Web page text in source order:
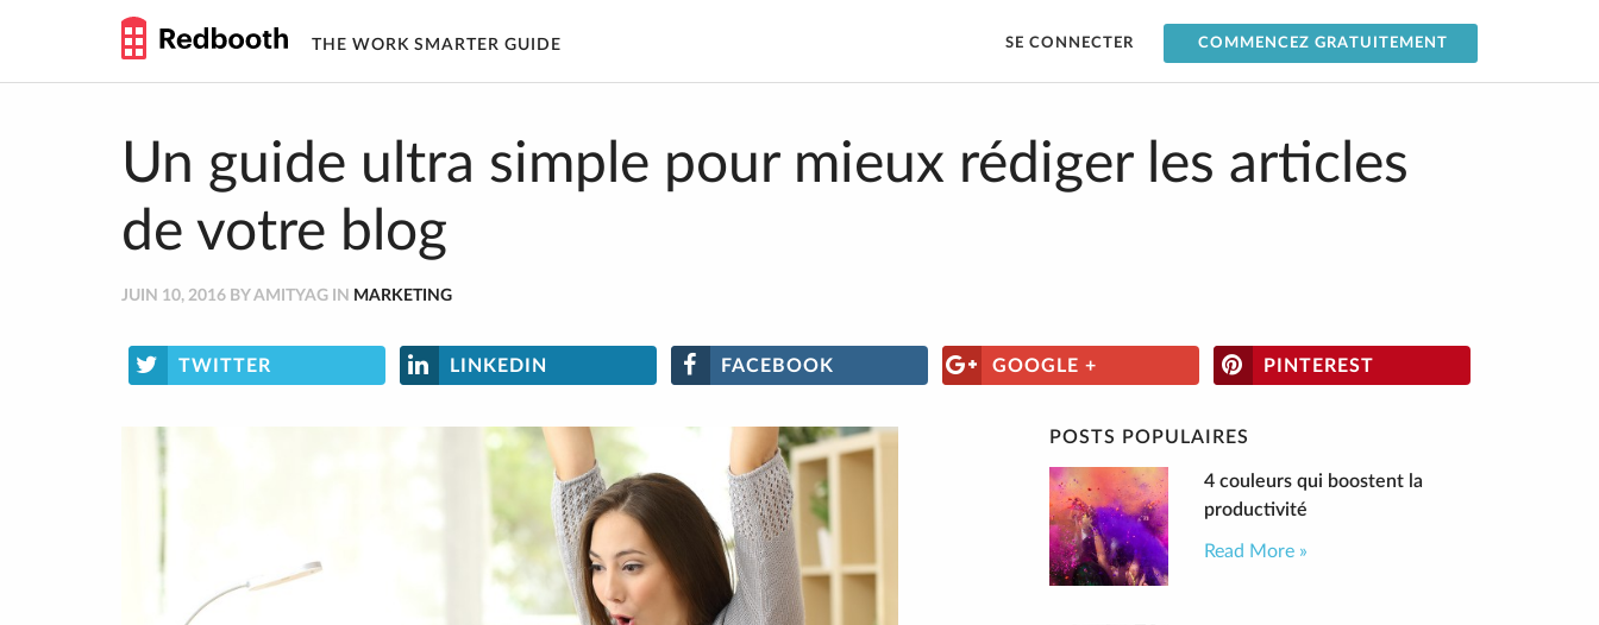
THE WORK SMARTER GUIDE SE CONNECTER COMMENCEZ GRATUITEMENT
Un guide ultra simple pour mieux rédiger les articles
de votre blog
JUIN 10, 2016 BY AMITYAG IN MARKETING
TWITTER LINKEDIN FACEBOOK GOOGLE + PINTEREST
POSTS POPULAIRES
4 couleurs qui boostent la
productivité
Read More »